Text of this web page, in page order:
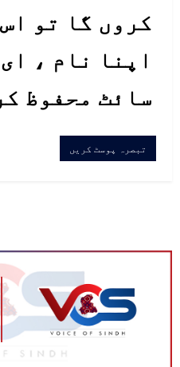
کروں گا تو
اپنا نام ،
سائٹ محفوظ